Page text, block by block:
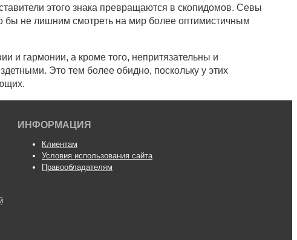
этого знака превращаются в скопидомов. Севы
бы не лишним смотреть на мир более оптимистичным
и гармонии, а кроме того, непритязательны и
Это тем более обидно, поскольку у этих
ИНФОРМАЦИЯ
Клиентам
Условия использования сайта
Правообладателям